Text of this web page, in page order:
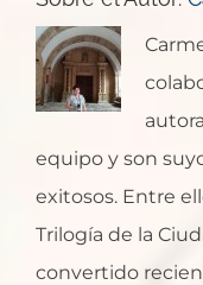
equipo y son
exitosos. Entre
Trilogía de la
convertido